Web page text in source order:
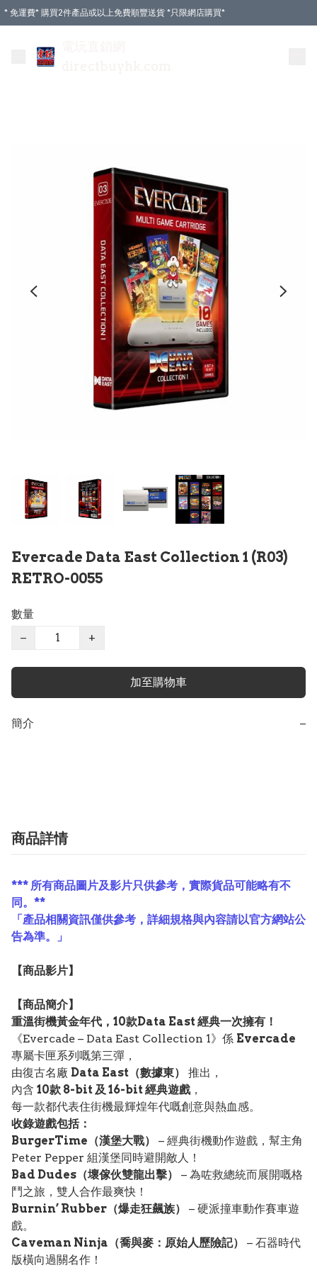
* 免運費* 購買2件產品或以上免費順豐送貨 *只限網店購買*
Evercade Data East Collection 1 (R03)
RETRO-0055
數量
−
+
加至購物車
簡介 −
商品詳情
*** 所有商品圖片及影片只供參考，實際貨品可能略有不
同。**
「產品相關資訊僅供參考，詳細規格與內容請以官方網站公
告為準。」
【商品影片】
【商品簡介】
重溫街機黃金年代，10款Data East 經典一次擁有！
《Evercade – Data East Collection 1》係 Evercade
專屬卡匣系列嘅第三彈，
由復古名廠 Data East（數據東）
推出，
內含 10款 8-bit 及 16-bit 經典遊戲，
每一款都代表住街機最輝煌年代嘅創意與熱血感。
收錄遊戲包括：
BurgerTime（漢堡大戰）
– 經典街機動作遊戲，幫主角
Peter Pepper 組漢堡同時避開敵人！
Bad Dudes（壞傢伙雙龍出擊）
– 為咗救總統而展開嘅格
鬥之旅，雙人合作最爽快！
Burnin’ Rubber（爆走狂飆族）
– 硬派撞車動作賽車遊
戲。
Caveman Ninja（喬與麥：原始人歷險記）
– 石器時代
版橫向過關名作！